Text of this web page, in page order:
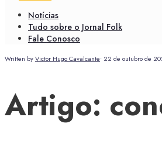
Notícias
Tudo sobre o Jornal Folk
Fale Conosco
Written byVictor Hugo Cavalcante• 22 de outubro de
Artigo: